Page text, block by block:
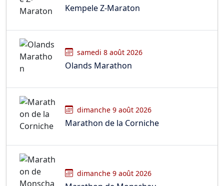
Kempele Z-Maraton
samedi 8 août 2026
Olands Marathon
dimanche 9 août 2026
Marathon de la Corniche
dimanche 9 août 2026